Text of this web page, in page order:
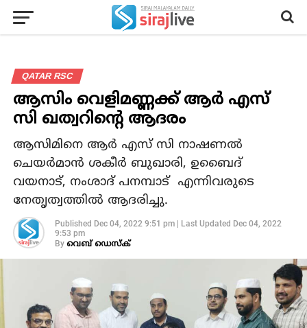
QATAR RSC
ആസിം വെളിമണ്ണക്ക് ആർ എസ്
സി ഖത്വറിന്റെ ആദരം
ആസിമിനെ ആർ എസ് സി നാഷണൽ
ചെയർമാൻ ശകീർ ബുഖാരി, ഉബൈദ്
വയനാട്, നംശാദ് പനമ്പാട് എന്നിവരുടെ
നേതൃത്വത്തിൽ ആദരിച്ചു.
Published Dec 04, 2022 9:51 pm| Last Updated Dec 04, 2022
9:53 pm
By വെബ് ഡെസ്‌ക്